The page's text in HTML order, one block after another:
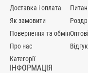
Доставка і оплата
Як замовити
Повернення та обмін
Про нас
Категорії
ІНФОРМАЦІЯ